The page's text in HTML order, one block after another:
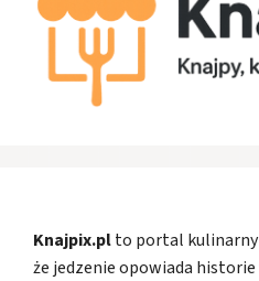
Knajpix.plto portal kulinarny
że jedzenie opowiada